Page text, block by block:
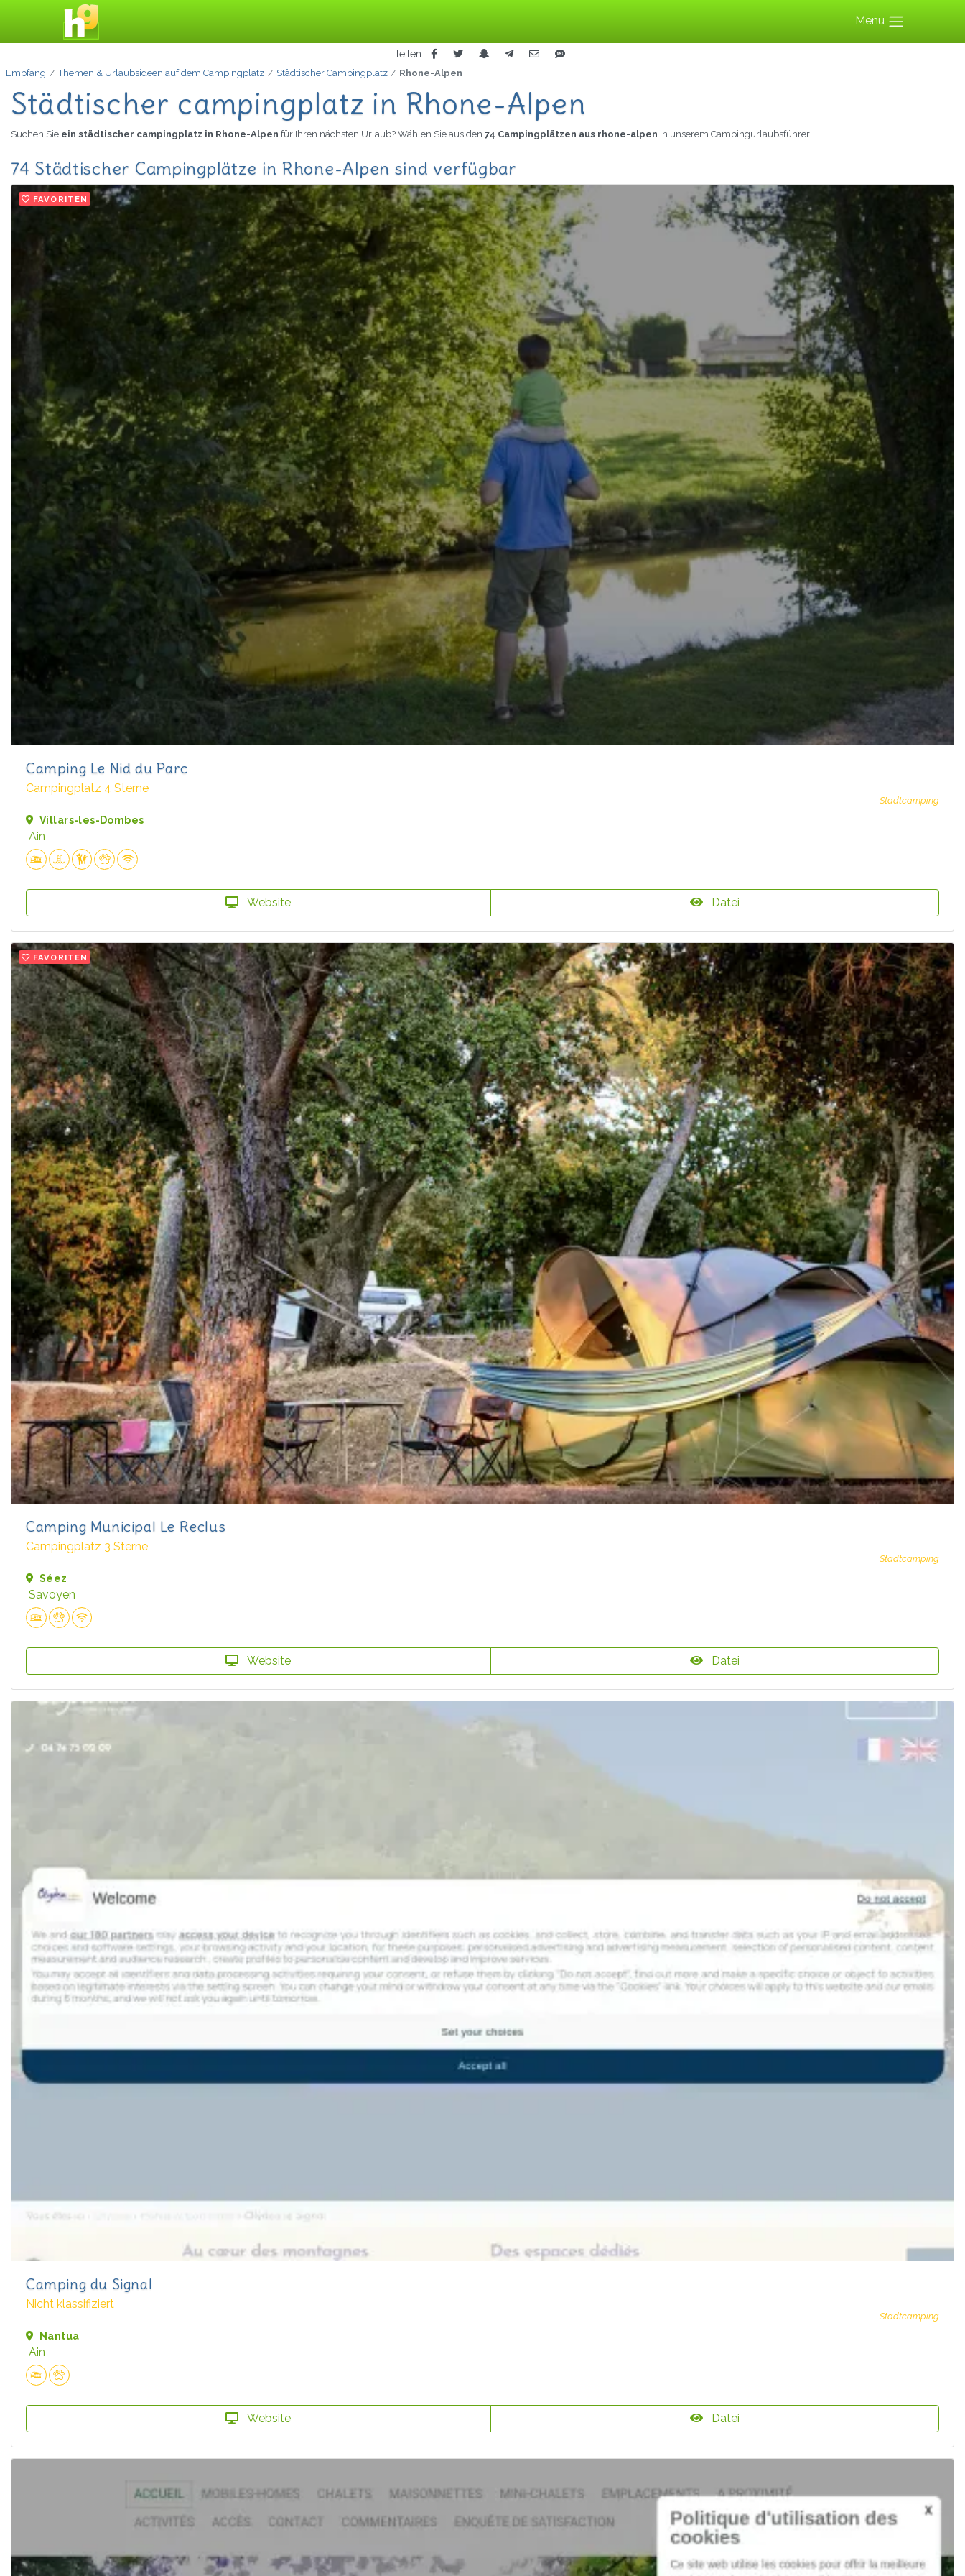
Menu
Teilen
Empfang Themen & Urlaubsideen auf dem Campingplatz Städtischer Campingplatz Rhone-Alpen
Städtischer campingplatz in Rhone-Alpen
Suchen Sie ein städtischer campingplatz in Rhone-Alpen für Ihren nächsten Urlaub? Wählen Sie aus den 74 Campingplätzen aus rhone-alpen in unserem Campingurlaubsführer.
74 Städtischer Campingplätze in Rhone-Alpen sind verfügbar
FAVORITEN
Camping Le Nid du Parc
Campingplatz 4 Sterne
Stadtcamping
Villars-les-Dombes
Ain
Website Datei
FAVORITEN
Camping Municipal Le Reclus
Campingplatz 3 Sterne
Stadtcamping
Séez
Savoyen
Website Datei
Camping du Signal
Nicht klassifiziert
Stadtcamping
Nantua
Ain
Website Datei